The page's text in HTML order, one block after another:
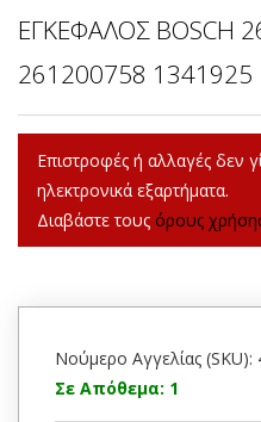
ΕΓΚΕΦΑΛΟΣ BOSCH
261200758 1341925
Επιστροφές ή αλλαγές δεν
ηλεκτρονικά εξαρτήματα.
Διαβάστε τους όρους
Νούμερο Αγγελίας (SKU):
Σε Απόθεμα: 1